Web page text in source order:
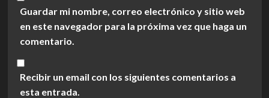
Guardar mi nombre, correo electrónico y sitio web
en este navegador para la próxima vez que haga un
comentario.
Recibir un email con los siguientes comentarios a
esta entrada.